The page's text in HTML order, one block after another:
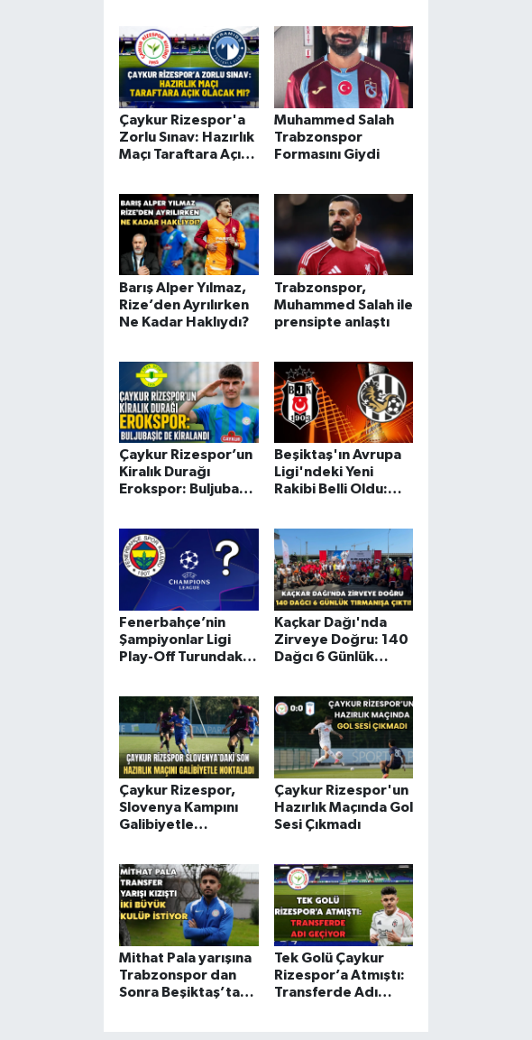
Çaykur Rizespor'a
Zorlu Sınav: Hazırlık
Maçı Taraftara Açık
Muhammed Salah
Trabzonspor
Formasını Giydi
Barış Alper Yılmaz,
Rize’den Ayrılırken
Ne Kadar Haklıydı?
Trabzonspor,
Muhammed Salah ile
prensipte anlaştı
Çaykur Rizespor’un
Kiralık Durağı
Erokspor: Buljubasic
Beşiktaş'ın Avrupa
Ligi'ndeki Yeni
Rakibi Belli Oldu:
Fenerbahçe’nin
Şampiyonlar Ligi
Play-Off Turundaki
Kaçkar Dağı'nda
Zirveye Doğru: 140
Dağcı 6 Günlük
Çaykur Rizespor,
Slovenya Kampını
Galibiyetle
Çaykur Rizespor'un
Hazırlık Maçında Gol
Sesi Çıkmadı
Mithat Pala yarışına
Trabzonspor dan
Sonra Beşiktaş’ta
Tek Golü Çaykur
Rizespor’a Atmıştı:
Transferde Adı